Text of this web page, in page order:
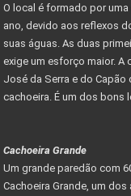
O local é formado por
ano, devido aos reflexos
suas águas. As duas
exige um esforço maior. A
José da Serra e do Capão
cachoeira. É um dos bons
Cachoeira Grande
Um grande paredão com
Cachoeira Grande, um